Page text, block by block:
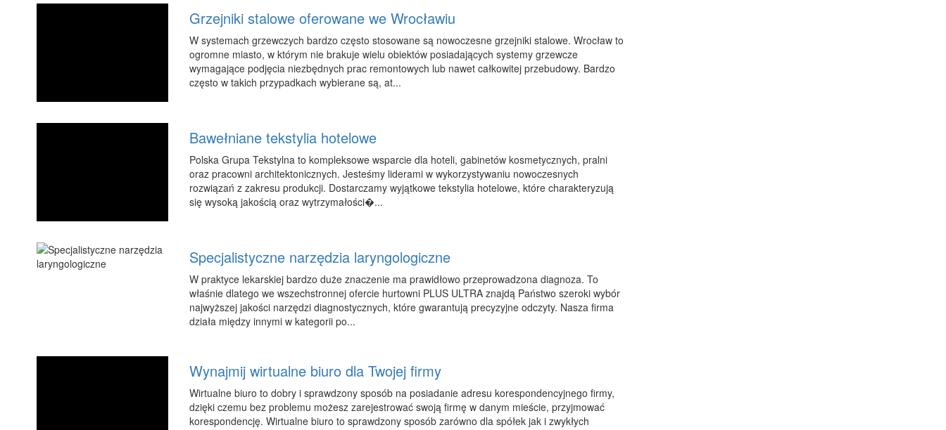
Grzejniki stalowe oferowane we Wrocławiu
W systemach grzewczych bardzo często stosowane są nowoczesne grzejniki stalowe. Wrocław to
ogromne miasto, w którym nie brakuje wielu obiektów posiadających systemy grzewcze
wymagające podjęcia niezbędnych prac remontowych lub nawet całkowitej przebudowy. Bardzo
często w takich przypadkach wybierane są, at...
Bawełniane tekstylia hotelowe
Polska Grupa Tekstylna to kompleksowe wsparcie dla hoteli, gabinetów kosmetycznych, pralni
oraz pracowni architektonicznych. Jesteśmy liderami w wykorzystywaniu nowoczesnych
rozwiązań z zakresu produkcji. Dostarczamy wyjątkowe tekstylia hotelowe, które charakteryzują
się wysoką jakością oraz wytrzymałości�...
Specjalistyczne narzędzia laryngologiczne
W praktyce lekarskiej bardzo duże znaczenie ma prawidłowo przeprowadzona diagnoza. To
właśnie dlatego we wszechstronnej ofercie hurtowni PLUS ULTRA znajdą Państwo szeroki wybór
najwyższej jakości narzędzi diagnostycznych, które gwarantują precyzyjne odczyty. Nasza firma
działa między innymi w kategorii po...
Wynajmij wirtualne biuro dla Twojej firmy
Wirtualne biuro to dobry i sprawdzony sposób na posiadanie adresu korespondencyjnego firmy,
dzięki czemu bez problemu możesz zarejestrować swoją firmę w danym mieście, przyjmować
korespondencję. Wirtualne biuro to sprawdzony sposób zarówno dla spółek jak i zwykłych